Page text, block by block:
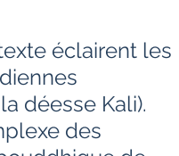
déesse Kali).
des